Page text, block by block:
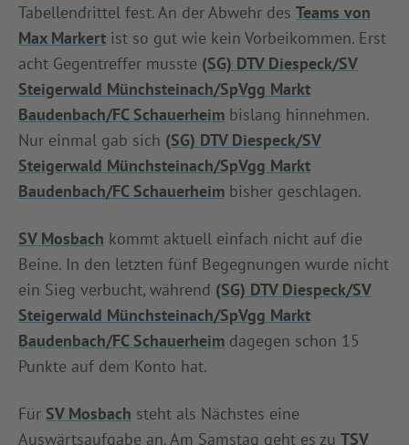
Tabellendrittel fest. An der Abwehr des Teams von
Max Markert ist so gut wie kein Vorbeikommen. Erst
acht Gegentreffer musste (SG) DTV Diespeck/SV
Steigerwald Münchsteinach/SpVgg Markt
Baudenbach/FC Schauerheim bislang hinnehmen.
Nur einmal gab sich (SG) DTV Diespeck/SV
Steigerwald Münchsteinach/SpVgg Markt
Baudenbach/FC Schauerheim bisher geschlagen.
SV Mosbach kommt aktuell einfach nicht auf die
Beine. In den letzten fünf Begegnungen wurde nicht
ein Sieg verbucht, während (SG) DTV Diespeck/SV
Steigerwald Münchsteinach/SpVgg Markt
Baudenbach/FC Schauerheim dagegen schon 15
Punkte auf dem Konto hat.
Für SV Mosbach steht als Nächstes eine
Auswärtsaufgabe an. Am Samstag geht es zu TSV